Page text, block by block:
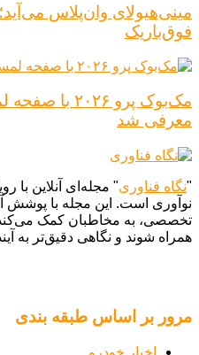
مینی‌هیولای وان‌پلاس
فوق‌باریک
مک‌بوک پرو
معرفی شد
"نگاه فناوری" مجله‌ای آنلاین با
نوآوری است. این مجله با پوشش
تخصصی، به مخاطبان کمک
همراه شوند و نگاهی دقیق‌تر به
مرور بر اساس طبقه بندی